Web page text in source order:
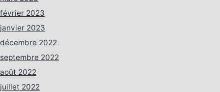
février 2023
janvier 2023
décembre 2022
septembre 2022
août 2022
juillet 2022